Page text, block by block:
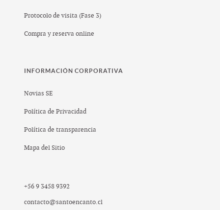
Protocolo de visita (Fase 3)
Compra y reserva online
INFORMACIÓN CORPORATIVA
Novias SE
Política de Privacidad
Política de transparencia
Mapa del Sitio
+56 9 3458 9392
contacto@santoencanto.cl